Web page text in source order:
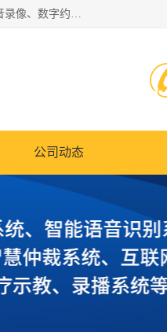
深圳鼎立宏泰科技有限公司专注做语音录像系统；主要服务有：约谈室同步录音录像系统、设计数字询问同步录音录像、数字约谈室同步录音录像、公开听证室、智慧庭审、智能语音识别转写、远程提讯（提审）、记录仪、远程指挥综合管理平台、录播系统等
公司动态